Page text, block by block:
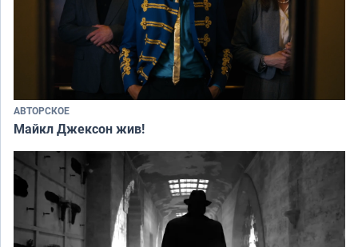
АВТОРСКОЕ
Майкл Джексон жив!